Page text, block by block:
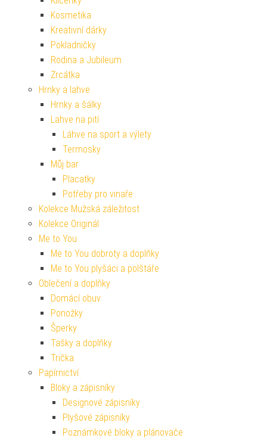
Kosmetika
Kreativní dárky
Pokladničky
Rodina a Jubileum
Zrcátka
Hrnky a lahve
Hrnky a šálky
Lahve na pití
Láhve na sport a výlety
Termosky
Můj bar
Placatky
Potřeby pro vinaře
Kolekce Mužská záležitost
Kolekce Originál
Me to You
Me to You dobroty a doplňky
Me to You plyšáci a polštáře
Oblečení a doplňky
Domácí obuv
Ponožky
Šperky
Tašky a doplňky
Trička
Papírnictví
Bloky a zápisníky
Designové zápisníky
Plyšové zápisníky
Poznámkové bloky a plánovače